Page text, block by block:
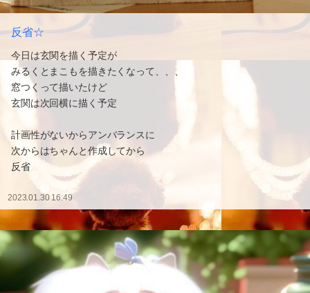
反省☆
今日は玄関を描く予定が
みるくとまこもを描きたくなって、、、
窓つくって描いたけど
玄関は次回横に描く予定
計画性がないからアンバランスに
次からはちゃんと作成してから
反省
2023.01.30 16:49